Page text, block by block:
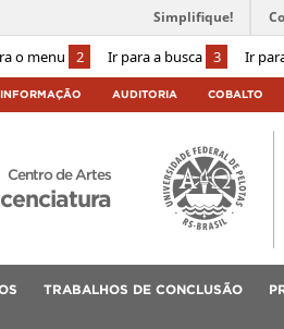
o menu 2 Ir para a busca 3 Ir
Simplifique!
AUDITORIA COBALTO
Centro de Artes
TRABALHOS DE CONCLUSÃO